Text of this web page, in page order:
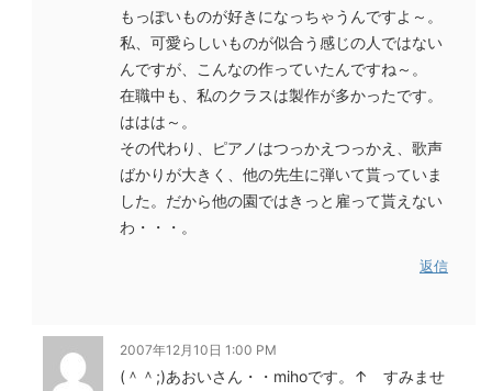
もっぽいものが好きになっちゃうんですよ～。
私、可愛らしいものが似合う感じの人ではない
んですが、こんなの作っていたんですね～。
在職中も、私のクラスは製作が多かったです。
ははは～。
その代わり、ピアノはつっかえつっかえ、歌声
ばかりが大きく、他の先生に弾いて貰っていま
した。だから他の園ではきっと雇って貰えない
わ・・・。
返信
2007年12月10日 1:00 PM
(＾＾;)あおいさん・・mihoです。↑ すみませ